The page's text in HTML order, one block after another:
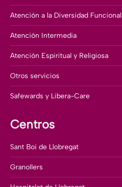
Atención a la Diversidad Funcional
Atención Intermedia
Atención Espiritual y Religiosa
Otros servicios
Safewards y Libera-Care
Centros
Sant Boi de Llobregat
Granollers